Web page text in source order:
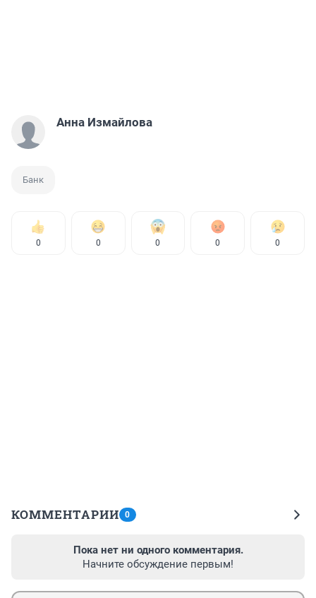
Анна Измайлова
Банк
0 0 0 0 0
КОММЕНТАРИИ 0
Пока нет ни одного комментария.
Начните обсуждение первым!